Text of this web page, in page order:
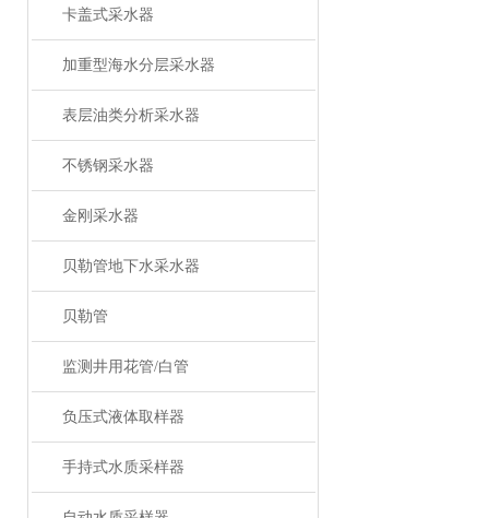
卡盖式采水器
加重型海水分层采水器
表层油类分析采水器
不锈钢采水器
金刚采水器
贝勒管地下水采水器
贝勒管
监测井用花管/白管
负压式液体取样器
手持式水质采样器